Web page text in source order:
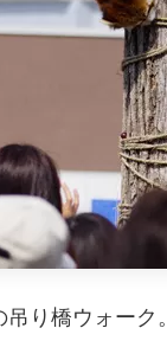
吊り橋ウォーク